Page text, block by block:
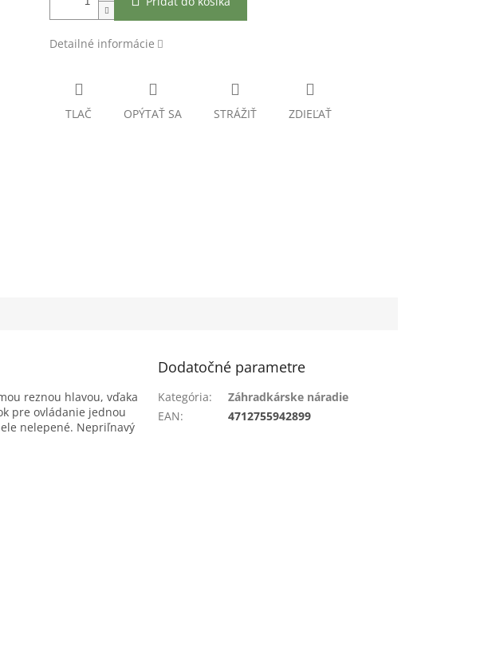
Detailné informácie
TLAČ OPÝTAŤ SA STRÁŽIŤ ZDIEĽAŤ
reznou hlavou, vďaka
pre ovládanie jednou
nelepené. Nepriľnavý
Dodatočné parametre
Kategória:
Záhradkárske náradie
EAN: 4712755942899